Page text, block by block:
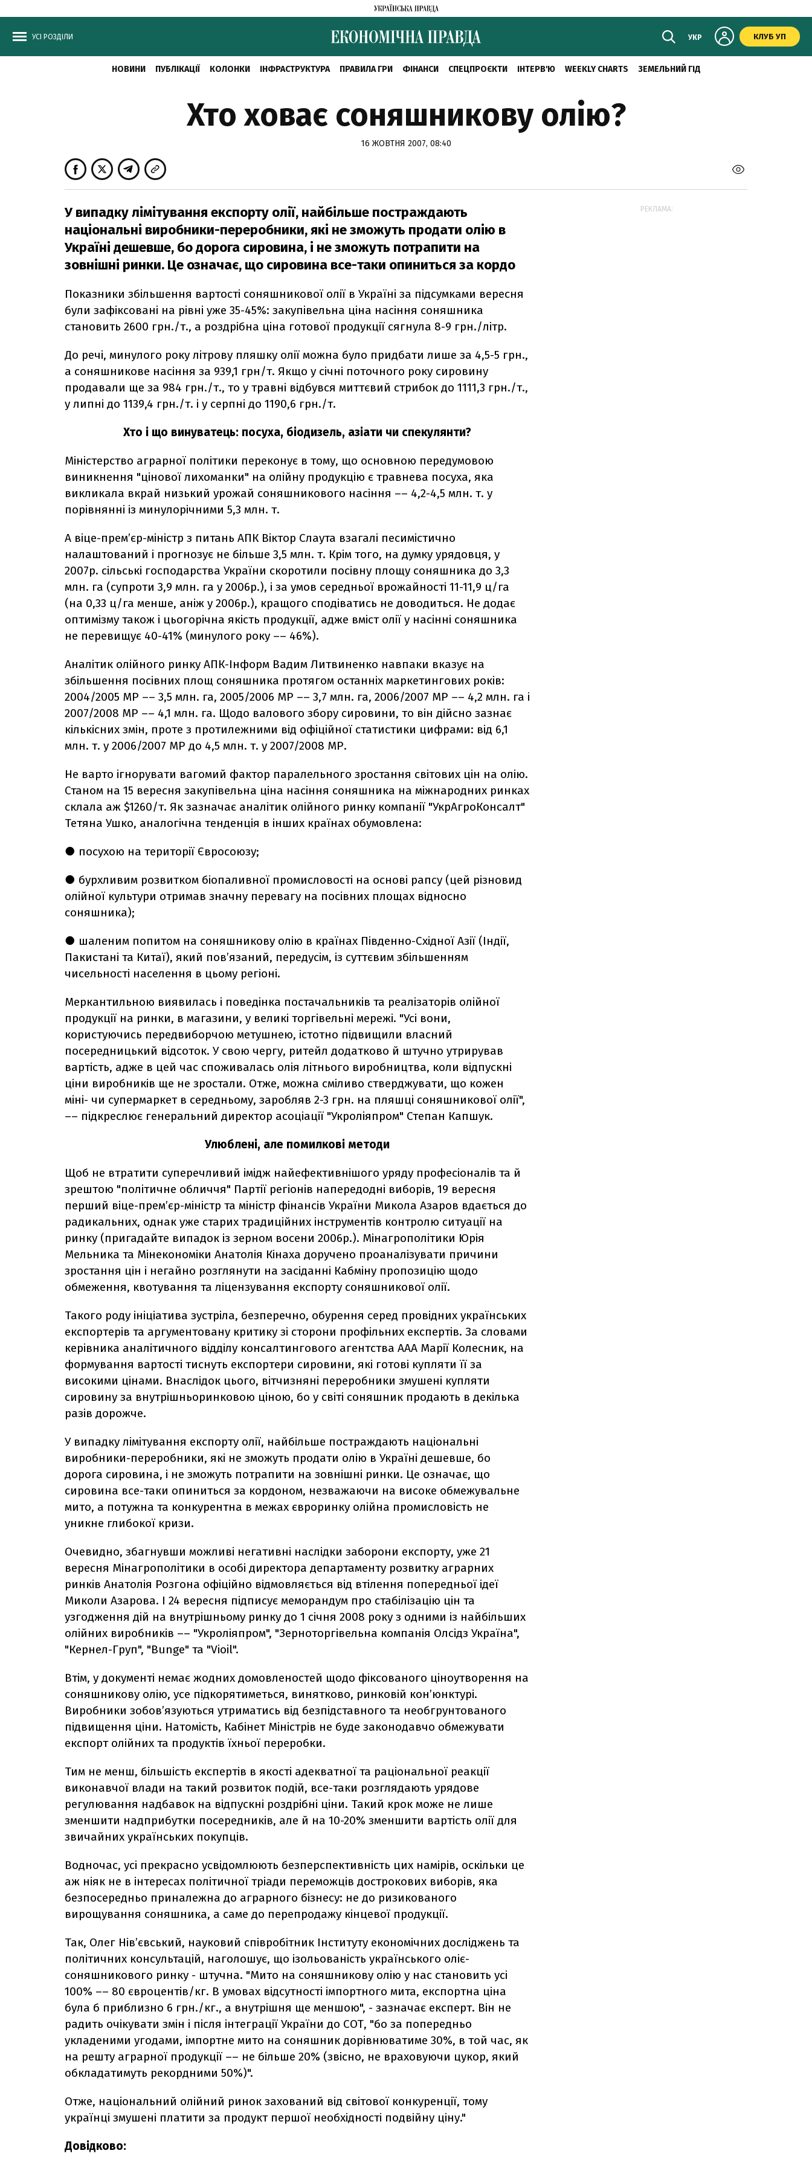
УСІ РОЗДІЛИ УКР КЛУБ УП
НОВИНИ ПУБЛІКАЦІЇ КОЛОНКИ ІНФРАСТРУКТУРА ПРАВИЛА ГРИ ФІНАНСИ СПЕЦПРОЄКТИ ІНТЕРВ'Ю WEEKLY CHARTS ЗЕМЕЛЬНИЙ ГІД
Хто ховає соняшникову олію?
16 ЖОВТНЯ 2007, 08:40
У випадку лімітування експорту олії, найбільше постраждають
національні виробники-переробники, які не зможуть продати олію в
Україні дешевше, бо дорога сировина, і не зможуть потрапити на
зовнішні ринки. Це означає, що сировина все-таки опиниться за кордо
Показники збільшення вартості соняшникової олії в Україні за підсумками вересня
були зафіксовані на рівні уже 35-45%: закупівельна ціна насіння соняшника
становить 2600 грн./т., а роздрібна ціна готової продукції сягнула 8-9 грн./літр.
До речі, минулого року літрову пляшку олії можна було придбати лише за 4,5-5 грн.,
а соняшникове насіння за 939,1 грн/т. Якщо у січні поточного року сировину
продавали ще за 984 грн./т., то у травні відбувся миттєвий стрибок до 1111,3 грн./т.,
у липні до 1139,4 грн./т. і у серпні до 1190,6 грн./т.
Хто і що винуватець: посуха, біодизель, азіати чи спекулянти?
Міністерство аграрної політики переконує в тому, що основною передумовою
виникнення "цінової лихоманки" на олійну продукцію є травнева посуха, яка
викликала вкрай низький урожай соняшникового насіння –– 4,2-4,5 млн. т. у
порівнянні із минулорічними 5,3 млн. т.
А віце-прем’єр-міністр з питань АПК Віктор Слаута взагалі песимістично
налаштований і прогнозує не більше 3,5 млн. т. Крім того, на думку урядовця, у
2007р. сільські господарства України скоротили посівну площу соняшника до 3,3
млн. га (супроти 3,9 млн. га у 2006р.), і за умов середньої врожайності 11-11,9 ц/га
(на 0,33 ц/га менше, аніж у 2006р.), кращого сподіватись не доводиться. Не додає
оптимізму також і цьогорічна якість продукції, адже вміст олії у насінні соняшника
не перевищує 40-41% (минулого року –– 46%).
Аналітик олійного ринку АПК-Інформ Вадим Литвиненко навпаки вказує на
збільшення посівних площ соняшника протягом останніх маркетингових років:
2004/2005 МР –– 3,5 млн. га, 2005/2006 МР –– 3,7 млн. га, 2006/2007 МР –– 4,2 млн. га і
2007/2008 МР –– 4,1 млн. га. Щодо валового збору сировини, то він дійсно зазнає
кількісних змін, проте з протилежними від офіційної статистики цифрами: від 6,1
млн. т. у 2006/2007 МР до 4,5 млн. т. у 2007/2008 МР.
Не варто ігнорувати вагомий фактор паралельного зростання світових цін на олію.
Станом на 15 вересня закупівельна ціна насіння соняшника на міжнародних ринках
склала аж $1260/т. Як зазначає аналітик олійного ринку компанії "УкрАгроКонсалт"
Тетяна Ушко, аналогічна тенденція в інших країнах обумовлена:
● посухою на території Євросоюзу;
● бурхливим розвитком біопаливної промисловості на основі рапсу (цей різновид
олійної культури отримав значну перевагу на посівних площах відносно
соняшника);
● шаленим попитом на соняшникову олію в країнах Південно-Східної Азії (Індії,
Пакистані та Китаї), який пов’язаний, передусім, із суттєвим збільшенням
чисельності населення в цьому регіоні.
Меркантильною виявилась і поведінка постачальників та реалізаторів олійної
продукції на ринки, в магазини, у великі торгівельні мережі. "Усі вони,
користуючись передвиборчою метушнею, істотно підвищили власний
посередницький відсоток. У свою чергу, ритейл додатково й штучно утрирував
вартість, адже в цей час споживалась олія літнього виробництва, коли відпускні
ціни виробників ще не зростали. Отже, можна сміливо стверджувати, що кожен
міні- чи супермаркет в середньому, заробляв 2-3 грн. на пляшці соняшникової олії",
–– підкреслює генеральний директор асоціації "Укроліяпром" Степан Капшук.
Улюблені, але помилкові методи
Щоб не втратити суперечливий імідж найефективнішого уряду професіоналів та й
зрештою "політичне обличчя" Партії регіонів напередодні виборів, 19 вересня
перший віце-прем’єр-міністр та міністр фінансів України Микола Азаров вдається до
радикальних, однак уже старих традиційних інструментів контролю ситуації на
ринку (пригадайте випадок із зерном восени 2006р.). Мінагрополітики Юрія
Мельника та Мінекономіки Анатолія Кінаха доручено проаналізувати причини
зростання цін і негайно розглянути на засіданні Кабміну пропозицію щодо
обмеження, квотування та ліцензування експорту соняшникової олії.
Такого роду ініціатива зустріла, безперечно, обурення серед провідних українських
експортерів та аргументовану критику зі сторони профільних експертів. За словами
керівника аналітичного відділу консалтингового агентства ААА Марії Колесник, на
формування вартості тиснуть експортери сировини, які готові купляти її за
високими цінами. Внаслідок цього, вітчизняні переробники змушені купляти
сировину за внутрішньоринковою ціною, бо у світі соняшник продають в декілька
разів дорожче.
У випадку лімітування експорту олії, найбільше постраждають національні
виробники-переробники, які не зможуть продати олію в Україні дешевше, бо
дорога сировина, і не зможуть потрапити на зовнішні ринки. Це означає, що
сировина все-таки опиниться за кордоном, незважаючи на високе обмежувальне
мито, а потужна та конкурентна в межах євроринку олійна промисловість не
уникне глибокої кризи.
Очевидно, збагнувши можливі негативні наслідки заборони експорту, уже 21
вересня Мінагрополітики в особі директора департаменту розвитку аграрних
ринків Анатолія Розгона офіційно відмовляється від втілення попередньої ідеї
Миколи Азарова. І 24 вересня підписує меморандум про стабілізацію цін та
узгодження дій на внутрішньому ринку до 1 січня 2008 року з одними із найбільших
олійних виробників –– "Укроліяпром", "Зерноторгівельна компанія Олсідз Україна",
"Кернел-Груп", "Bunge" та "Vioil".
Втім, у документі немає жодних домовленостей щодо фіксованого ціноутворення на
соняшникову олію, усе підкорятиметься, винятково, ринковій кон’юнктурі.
Виробники зобов’язуються утриматись від безпідставного та необгрунтованого
підвищення ціни. Натомість, Кабінет Міністрів не буде законодавчо обмежувати
експорт олійних та продуктів їхньої переробки.
Тим не менш, більшість експертів в якості адекватної та раціональної реакції
виконавчої влади на такий розвиток подій, все-таки розглядають урядове
регулювання надбавок на відпускні роздрібні ціни. Такий крок може не лише
зменшити надприбутки посередників, але й на 10-20% зменшити вартість олії для
звичайних українських покупців.
Водночас, усі прекрасно усвідомлюють безперспективність цих намірів, оскільки це
аж ніяк не в інтересах політичної тріади переможців дострокових виборів, яка
безпосередньо приналежна до аграрного бізнесу: не до ризикованого
вирощування соняшника, а саме до перепродажу кінцевої продукції.
Так, Олег Нів’євський, науковий співробітник Інституту економічних досліджень та
політичних консультацій, наголошує, що ізольованість українського оліє-
соняшникового ринку - штучна. "Мито на соняшникову олію у нас становить усі
100% –– 80 євроцентів/кг. В умовах відсутності імпортного мита, експортна ціна
була б приблизно 6 грн./кг., а внутрішня ще меншою", - зазначає експерт. Він не
радить очікувати змін і після інтеграції України до СОТ, "бо за попередньо
укладеними угодами, імпортне мито на соняшник дорівнюватиме 30%, в той час, як
на решту аграрної продукції –– не більше 20% (звісно, не враховуючи цукор, який
обкладатимуть рекордними 50%)".
Отже, національний олійний ринок захований від світової конкуренції, тому
українці змушені платити за продукт першої необхідності подвійну ціну."
Довідково:
РЕКЛАМА: